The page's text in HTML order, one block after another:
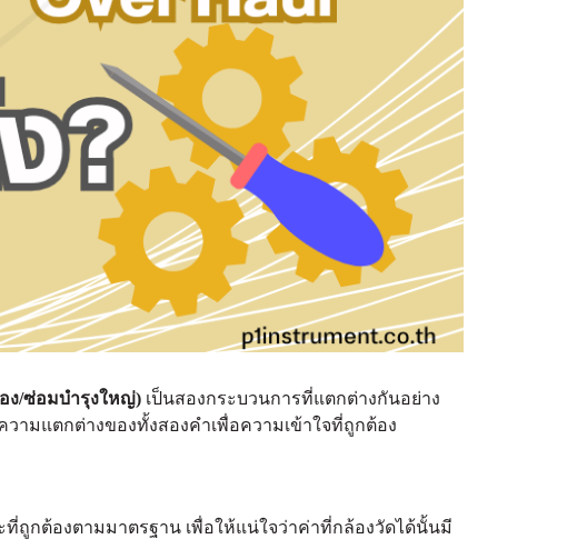
ง/ซ่อมบำรุงใหญ่) เป็นสองกระบวนการที่แตกต่างกันอย่าง
มแตกต่างของทั้งสองคำเพื่อความเข้าใจที่ถูกต้อง
ถูกต้องตามมาตรฐาน เพื่อให้แน่ใจว่าค่าที่กล้องวัดได้นั้นมี